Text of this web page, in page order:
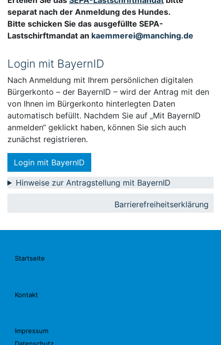
separat nach der Anmeldung des Hundes.
Bitte schicken Sie das ausgefüllte SEPA-
Lastschirftmandat an kaemmerei@manching.de
Login mit BayernID
Nach Anmeldung mit Ihrem persönlichen digitalen
Bürgerkonto – der BayernID – wird der Antrag mit den
von Ihnen im Bürgerkonto hinterlegten Daten
automatisch befüllt. Nachdem Sie auf „Mit BayernID
anmelden“ geklickt haben, können Sie sich auch
zunächst registrieren.
Login mit BayernID
Hinweise zur Antragstellung mit BayernID
Barrierefreiheitserklärung
Startseite
Kontakt
Impressum
Datenschutz